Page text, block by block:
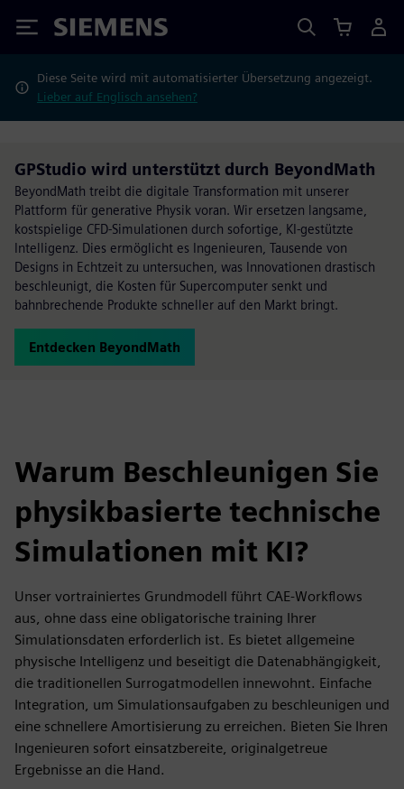
Siemens
Diese Seite wird mit automatisierter Übersetzung angezeigt.
Lieber auf Englisch ansehen?
GPStudio wird unterstützt durch BeyondMath
BeyondMath treibt die digitale Transformation mit unserer
Plattform für generative Physik voran. Wir ersetzen langsame,
kostspielige CFD-Simulationen durch sofortige, KI-gestützte
Intelligenz. Dies ermöglicht es Ingenieuren, Tausende von
Designs in Echtzeit zu untersuchen, was Innovationen drastisch
beschleunigt, die Kosten für Supercomputer senkt und
bahnbrechende Produkte schneller auf den Markt bringt.
Entdecken BeyondMath
Warum Beschleunigen Sie
physikbasierte technische
Simulationen mit KI?
Unser vortrainiertes Grundmodell führt CAE-Workflows
aus, ohne dass eine obligatorische training Ihrer
Simulationsdaten erforderlich ist. Es bietet allgemeine
physische Intelligenz und beseitigt die Datenabhängigkeit,
die traditionellen Surrogatmodellen innewohnt. Einfache
Integration, um Simulationsaufgaben zu beschleunigen und
eine schnellere Amortisierung zu erreichen. Bieten Sie Ihren
Ingenieuren sofort einsatzbereite, originalgetreue
Ergebnisse an die Hand.